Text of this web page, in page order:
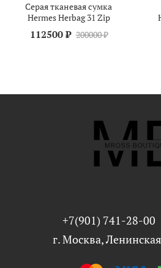
Серая тканевая сумка
Hermes Herbag 31 Zip
112500 ₽ 200000 ₽
+7(901) 741-28-00
г. Москва,